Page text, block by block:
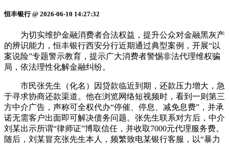
恒丰银行 @ 2026-06-10 14:27:32
为切实维护金融消费者合法权益，提升公众对金融黑灰产
的辨识能力，恒丰银行西安分行近期通过典型案例，开展“以
案说险”专题警示教育，提示广大消费者警惕非法代理维权骗
局，依法理性化解金融纠纷。
市民张先生（化名）因贷款临近到期，还款压力增大，急
于寻求协商还款渠道。他在浏览网络短视频时，看到一则第三
方中介广告，声称可全权代办“停催、停息、减免息费”，并承
诺无需客户出面即可解决债务问题。张先生联系对方后，中介
刘某出示所谓“律师证”博取信任，并收取7000元代理服务费。
随后，刘某冒充张先生本人，频繁致电某银行客服，以“暴力